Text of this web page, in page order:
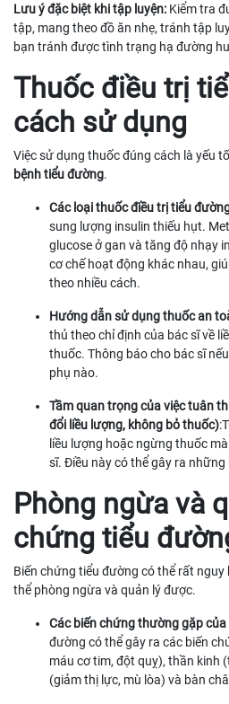
Lưu ý đặc biệt khi tập luyện: Kiểm tra
tập, mang theo đồ ăn nhẹ, tránh tập
bạn tránh được tình trạng hạ đường
Thuốc điều trị
cách sử dụng
Việc sử dụng thuốc đúng cách là yếu
bệnh tiểu đường.
Các loại thuốc điều trị tiểu
sung lượng insulin thiếu hụt.
glucose ở gan và tăng độ nhạy
cơ chế hoạt động khác nhau,
theo nhiều cách.
Hướng dẫn sử dụng thuốc an
thủ theo chỉ định của bác sĩ về
thuốc. Thông báo cho bác sĩ
phụ nào.
Tầm quan trọng của việc tuân
đổi liều lượng, không bỏ thuốc)
liều lượng hoặc ngừng thuốc
sĩ. Điều này có thể gây ra
Phòng ngừa và
chứng tiểu
Biến chứng tiểu đường có thể rất
thể phòng ngừa và quản lý được.
Các biến chứng thường gặp
đường có thể gây ra các biến
máu cơ tim, đột quỵ), thần kinh
(giảm thị lực, mù lòa) và bàn